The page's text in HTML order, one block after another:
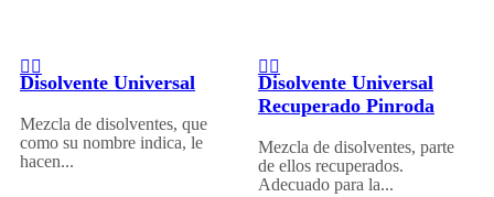
Disolvente Universal
Mezcla de disolventes, que
como su nombre indica, le
hacen...
Disolvente Universal
Recuperado Pinroda
Mezcla de disolventes, parte
de ellos recuperados.
Adecuado para la...